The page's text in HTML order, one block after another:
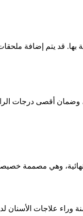
بدقة، وضمان أقصى درجات